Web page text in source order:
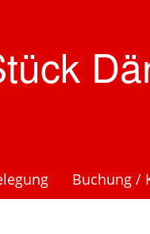
Buchung /